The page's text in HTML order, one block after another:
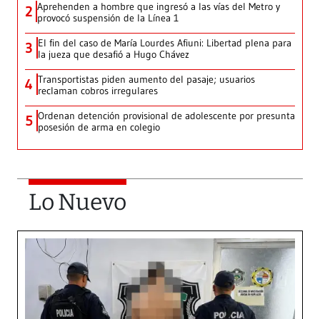
2 Aprehenden a hombre que ingresó a las vías del Metro y
provocó suspensión de la Línea 1
3 El fin del caso de María Lourdes Afiuni: Libertad plena para
la jueza que desafió a Hugo Chávez
4 Transportistas piden aumento del pasaje; usuarios
reclaman cobros irregulares
5 Ordenan detención provisional de adolescente por presunta
posesión de arma en colegio
Lo Nuevo